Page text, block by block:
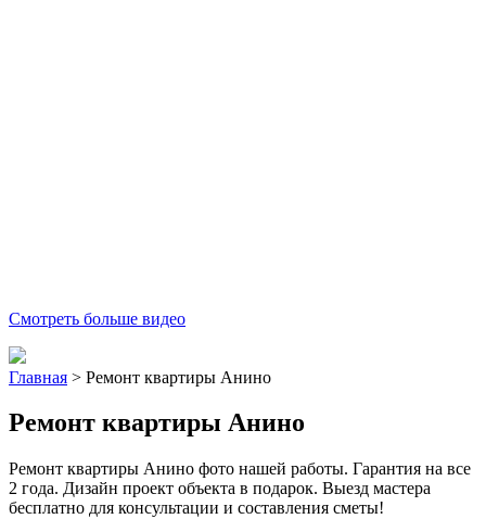
Смотреть больше видео
Главная > Ремонт квартиры Анино
Ремонт квартиры Анино
Ремонт квартиры Анино фото нашей работы. Гарантия на все
2 года. Дизайн проект объекта в подарок. Выезд мастера
бесплатно для консультации и составления сметы!